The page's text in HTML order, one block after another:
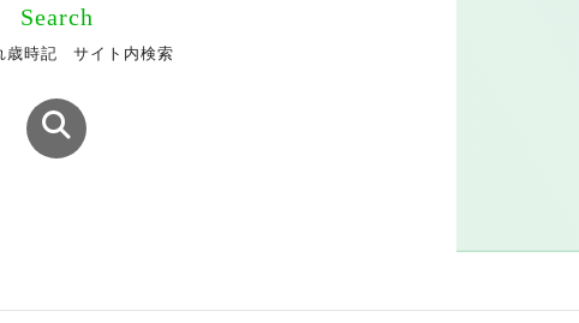
Search
歳時記 サイト内検索